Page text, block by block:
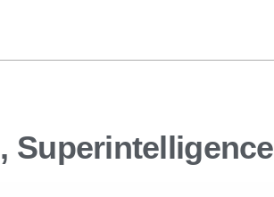
Superintelligence